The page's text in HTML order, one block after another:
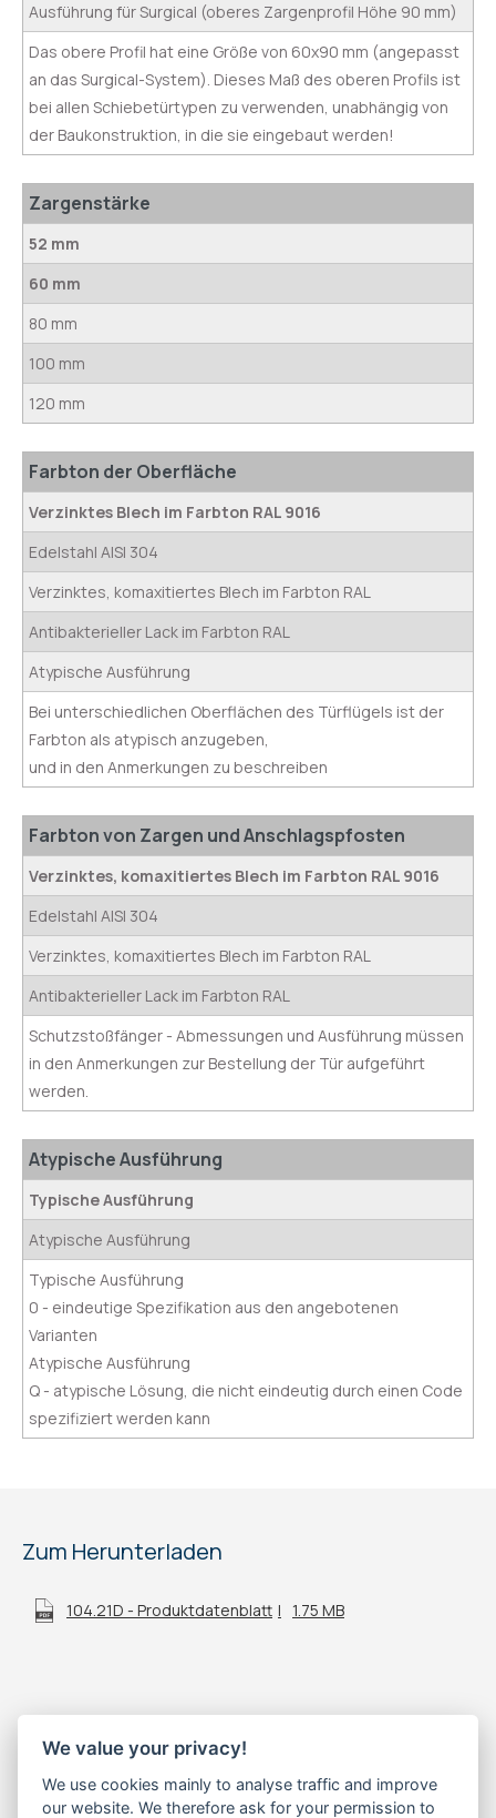
Ausführung für Surgical (oberes Zargenprofil Höhe 90 mm)
Das obere Profil hat eine Größe von 60x90 mm (angepasst
an das Surgical-System). Dieses Maß des oberen Profils ist
bei allen Schiebetürtypen zu verwenden, unabhängig von
der Baukonstruktion, in die sie eingebaut werden!
Zargenstärke
52 mm
60 mm
80 mm
100 mm
120 mm
Farbton der Oberfläche
Verzinktes Blech im Farbton RAL 9016
Edelstahl AISI 304
Verzinktes, komaxitiertes Blech im Farbton RAL
Antibakterieller Lack im Farbton RAL
Atypische Ausführung
Bei unterschiedlichen Oberflächen des Türflügels ist der
Farbton als atypisch anzugeben,
und in den Anmerkungen zu beschreiben
Farbton von Zargen und Anschlagspfosten
Verzinktes, komaxitiertes Blech im Farbton RAL 9016
Edelstahl AISI 304
Verzinktes, komaxitiertes Blech im Farbton RAL
Antibakterieller Lack im Farbton RAL
Schutzstoßfänger - Abmessungen und Ausführung müssen
in den Anmerkungen zur Bestellung der Tür aufgeführt
werden.
Atypische Ausführung
Typische Ausführung
Atypische Ausführung
Typische Ausführung
0 - eindeutige Spezifikation aus den angebotenen
Varianten
Atypische Ausführung
Q - atypische Lösung, die nicht eindeutig durch einen Code
spezifiziert werden kann
Zum Herunterladen
104.21D - Produktdatenblatt 1.75 MB
We value your privacy!
We use cookies mainly to analyse traffic and improve
our website. We therefore ask for your permission to